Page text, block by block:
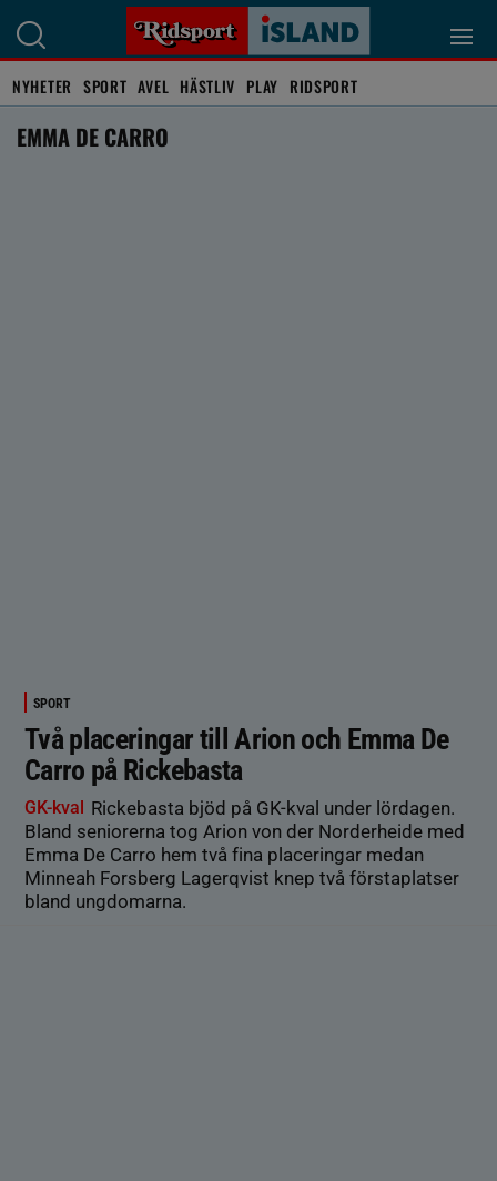
NYHETER SPORT AVEL HÄSTLIV PLAY RIDSPORT
EMMA DE CARRO
SPORT
Två placeringar till Arion och Emma De
Carro på Rickebasta
GK-kval Rickebasta bjöd på GK-kval under lördagen.
Bland seniorerna tog Arion von der Norderheide med
Emma De Carro hem två fina placeringar medan
Minneah Forsberg Lagerqvist knep två förstaplatser
bland ungdomarna.